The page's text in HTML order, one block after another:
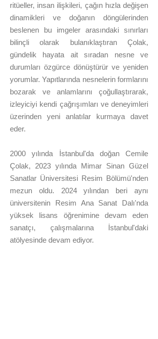
ritüeller, insan ilişkileri, çağın hızla değişen
dinamikleri ve doğanın döngülerinden
beslenen bu imgeler arasındaki sınırları
bilinçli olarak bulanıklaştıran Çolak,
gündelik hayata ait sıradan nesne ve
durumları özgürce dönüştürür ve yeniden
yorumlar. Yapıtlarında nesnelerin formlarını
bozarak ve anlamlarını çoğullaştırarak,
izleyiciyi kendi çağrışımları ve deneyimleri
üzerinden yeni anlatılar kurmaya davet
eder.
2000 yılında İstanbul'da doğan Cemile
Çolak, 2023 yılında Mimar Sinan Güzel
Sanatlar Üniversitesi Resim Bölümü'nden
mezun oldu. 2024 yılından beri aynı
üniversitenin Resim Ana Sanat Dalı'nda
yüksek lisans öğrenimine devam eden
sanatçı, çalışmalarına İstanbul'daki
atölyesinde devam ediyor.